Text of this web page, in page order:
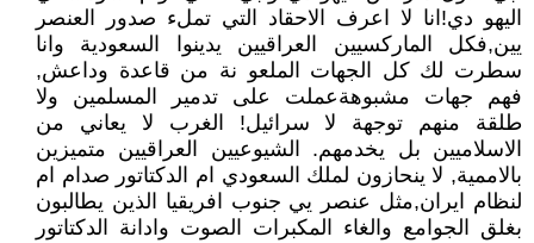
اليهو دي!انا لا اعرف الاحقاد التي تملء صدور العنصر
يين,فكل الماركسيين العراقيين يدينوا السعودية وانا
سطرت لك كل الجهات الملعو نة من قاعدة وداعش,
فهم جهات مشبوهةعملت على تدمير المسلمين ولا
طلقة منهم توجهة لا سرائيل! الغرب لا يعاني من
الاسلاميين بل يخدمهم. الشيوعيين العراقيين متميزين
بالاممية, لا ينحازون لملك السعودي ام الدكتاتور صدام ام
لنظام ايران,مثل عنصر يي جنوب افريقيا الذين يطالبون
بغلق الجوامع والغاء المكبرات الصوت وادانة الدكتاتور